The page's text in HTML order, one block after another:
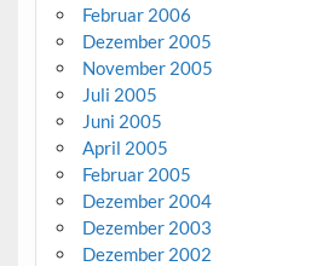
Februar 2006
Dezember 2005
November 2005
Juli 2005
Juni 2005
April 2005
Februar 2005
Dezember 2004
Dezember 2003
Dezember 2002